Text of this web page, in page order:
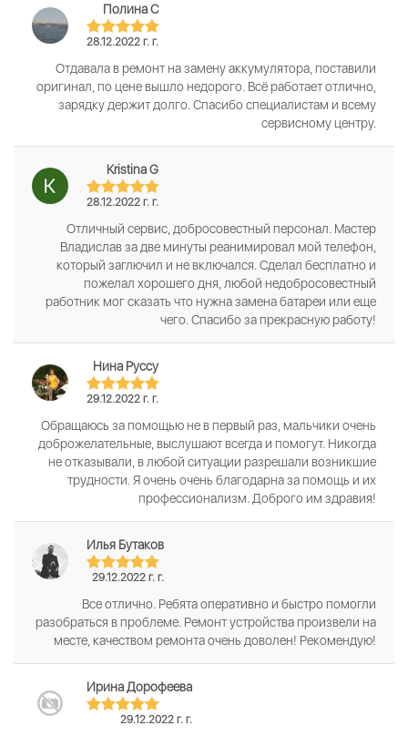
Полина С
28.12.2022 г. г.
Отдавала в ремонт на замену аккумулятора, поставили
оригинал, по цене вышло недорого. Всё работает отлично,
зарядку держит долго. Спасибо специалистам и всему
сервисному центру.
Kristina G
28.12.2022 г. г.
Отличный сервис, добросовестный персонал. Мастер
Владислав за две минуты реанимировал мой телефон,
который заглючил и не включался. Сделал бесплатно и
пожелал хорошего дня, любой недобросовестный
работник мог сказать что нужна замена батареи или еще
чего. Спасибо за прекрасную работу!
Нина Руссу
29.12.2022 г. г.
Обращаюсь за помощью не в первый раз, мальчики очень
доброжелательные, выслушают всегда и помогут. Никогда
не отказывали, в любой ситуации разрешали возникшие
трудности. Я очень очень благодарна за помощь и их
профессионализм. Доброго им здравия!
Илья Бутаков
29.12.2022 г. г.
Все отлично. Ребята оперативно и быстро помогли
разобраться в проблеме. Ремонт устройства произвели на
месте, качеством ремонта очень доволен! Рекомендую!
Ирина Дорофеева
29.12.2022 г. г.